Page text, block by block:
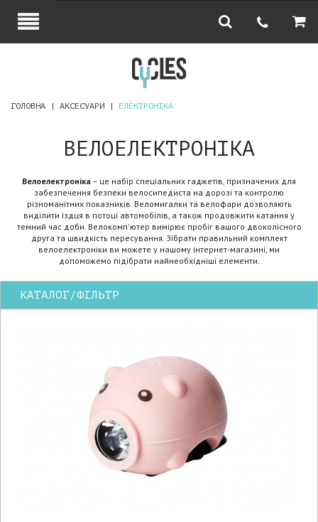
ГОЛОВНА АКСЕСУАРИ ЕЛЕКТРОНІКА
ВЕЛОЕЛЕКТРОНІКА
Велоелектроніка – це набір спеціальних гаджетів, призначених для
забезпечення безпеки велосипедиста на дорозі та контролю
різноманітних показників. Веломигалки та велофари дозволяють
виділити їздця в потоці автомобілів, а також продовжити катання у
темний час доби. Велокомп'ютер вимірює пробіг вашого двоколісного
друга та швидкість пересування. Зібрати правильний комплект
велоелектроніки ви можете у нашому інтернет-магазині, ми
допоможемо підібрати найнеобхідніші елементи.
КАТАЛОГ/ФІЛЬТР